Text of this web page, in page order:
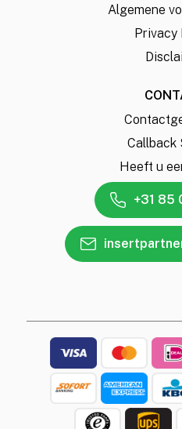
Algemene
Privacy
Callback
Heeft u
+31 85